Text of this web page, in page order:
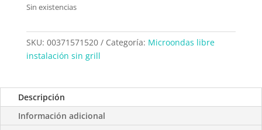
Sin existencias
SKU: 00371571520 Categoría: Microondas libre
instalación sin grill
Descripción
Información adicional